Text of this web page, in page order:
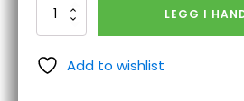
230
X
22
LEGG I
Add to wishlist